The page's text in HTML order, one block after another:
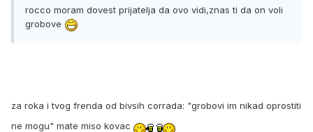
rocco moram dovest prijatelja da ovo vidi,znas ti da on voli
grobove
za roka i tvog frenda od bivsih corrada: "grobovi im nikad oprostiti
ne mogu" mate miso kovac